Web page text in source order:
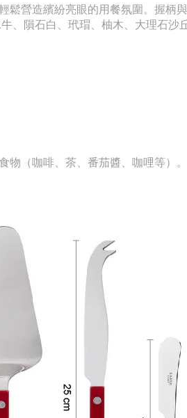
鬆營造繽紛亮眼的用餐氛圍。 握柄
、隕石白、玳瑁、柚木、大理石沙
物（咖啡、茶、番茄醬、咖哩等）。